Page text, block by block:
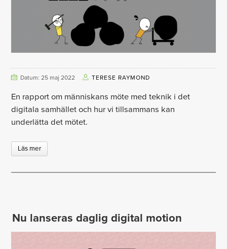
Datum: 25 maj 2022 TERESE RAYMOND
En rapport om människans möte med teknik i det
digitala samhället och hur vi tillsammans kan
underlätta det mötet.
Läs mer
Nu lanseras daglig digital motion